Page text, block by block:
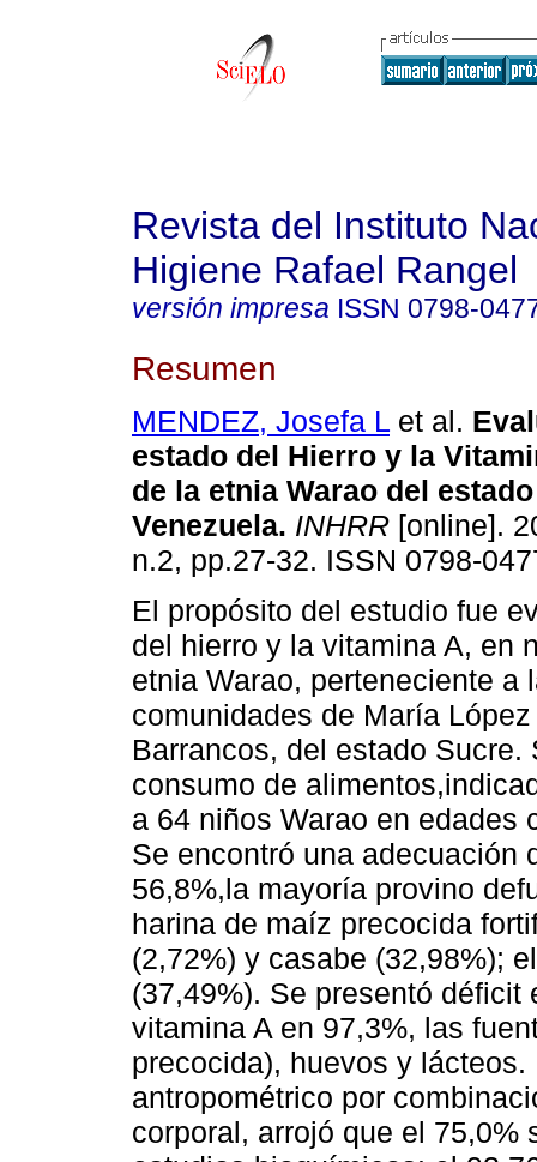
Revista del Instituto
Higiene Rafael Rangel
versión impresa ISSN 0798-
Resumen
MENDEZ, Josefa L et al.
estado del Hierro y la
de la etnia Warao del
Venezuela. INHRR [online].
n.2, pp.27-32. ISSN 0798-
El propósito del estudio fue
del hierro y la vitamina A, en
etnia Warao, perteneciente a
comunidades de María
Barrancos, del estado Sucre.
consumo de
a 64 niños Warao en edades
Se encontró una adecuación
56,8%,la mayoría provino
harina de maíz precocida
(2,72%) y casabe (32,98%);
(37,49%). Se presentó
vitamina A en 97,3%, las
precocida), huevos y
antropométrico por
corporal, arrojó que el 75,0%